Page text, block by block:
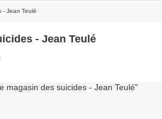
- Jean Teulé
- Jean Teulé